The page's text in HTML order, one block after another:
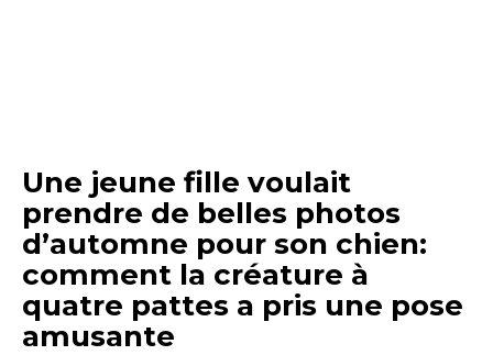
Une jeune fille voulait
prendre de belles photos
d’automne pour son chien:
comment la créature à
quatre pattes a pris une pose
amusante